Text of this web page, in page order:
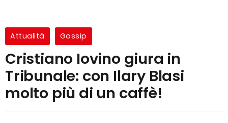
Attualità Gossip
Cristiano Iovino giura in
Tribunale: con Ilary Blasi
molto più di un caffè!